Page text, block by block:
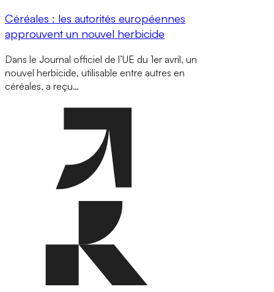
Céréales : les autorités européennes
approuvent un nouvel herbicide
Dans le Journal officiel de l’UE du 1er avril, un
nouvel herbicide, utilisable entre autres en
céréales, a reçu…